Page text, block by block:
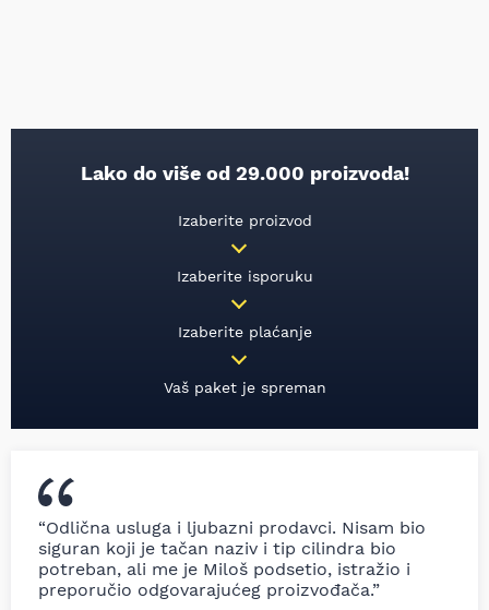
Lako do više od 29.000 proizvoda!
Izaberite proizvod
Izaberite isporuku
Izaberite plaćanje
Vaš paket je spreman
“Odlična usluga i ljubazni prodavci. Nisam bio
siguran koji je tačan naziv i tip cilindra bio
potreban, ali me je Miloš podsetio, istražio i
preporučio odgovarajućeg proizvođača.”